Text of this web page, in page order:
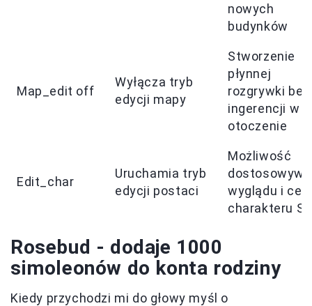
nowych
budynków
Map_edit off
Wyłącza tryb
edycji mapy
Stworzenie
płynnej
rozgrywki bez
ingerencji w
otoczenie
Edit_char
Uruchamia tryb
edycji postaci
Możliwość
wyglądu i
charakteru
Rosebud - dodaje 1000
simoleonów do konta rodziny
Kiedy przychodzi mi do głowy myśl o